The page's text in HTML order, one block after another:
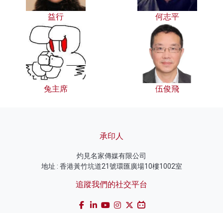
益行 何志平
兔主席 伍俊飛
承印人
灼見名家傳媒有限公司
地址 : 香港黃竹坑道21號環匯廣場10樓1002室
追蹤我們的社交平台